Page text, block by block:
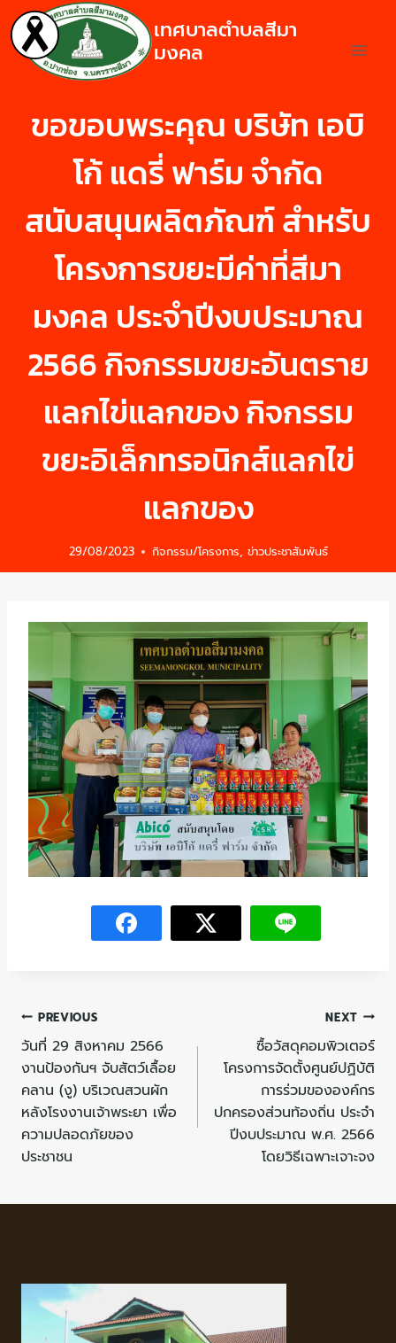
เทศบาลตำบลสีมา
มงคล
ขอขอบพระคุณ บริษัท เอบิ
โก้ แดรี่ ฟาร์ม จำกัด
สนับสนุนผลิตภัณฑ์ สำหรับ
โครงการขยะมีค่าที่สีมา
มงคล ประจำปีงบประมาณ
2566 กิจกรรมขยะอันตราย
แลกไข่แลกของ กิจกรรม
ขยะอิเล็กทรอนิกส์แลกไข่
แลกของ
29/08/2023 กิจกรรม/โครงการ, ข่าวประชาสัมพันธ์
PREVIOUS
วันที่ 29 สิงหาคม 2566
งานป้องกันฯ จับสัตว์เลื้อย
คลาน (งู) บริเวณสวนผัก
หลังโรงงานเจ้าพระยา เพื่อ
ความปลอดภัยของ
ประชาชน
NEXT
ซื้อวัสดุคอมพิวเตอร์
โครงการจัดตั้งศูนย์ปฏิบัติ
การร่วมขององค์กร
ปกครองส่วนท้องถิ่น ประจำ
ปีงบประมาณ พ.ศ. 2566
โดยวิธีเฉพาะเจาะจง